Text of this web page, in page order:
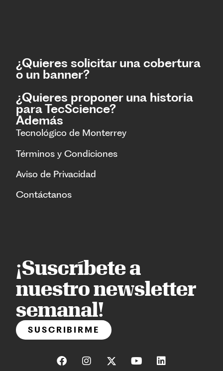
¿Quieres solicitar una cobertura
o un banner?
¿Quieres proponer una historia
para TecScience?
Además
Tecnológico de Monterrey
Términos y Condiciones
Aviso de Privacidad
Contáctanos
¡Suscríbete a
nuestro newsletter
semanal!
SUSCRIBIRME